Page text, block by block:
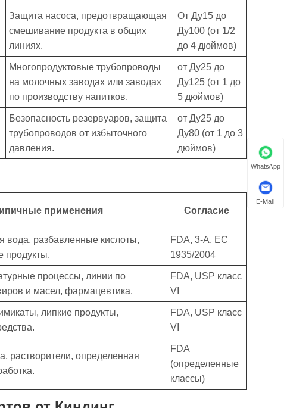
Защита насоса, предотвращающая
смешивание продукта в общих
линиях.
От Ду15 до
Ду100 (от 1/2
до 4 дюймов)
Многопродуктовые трубопроводы
на молочных заводах или заводах
по производству напитков.
от Ду25 до
Ду125 (от 1 до
5 дюймов)
Безопасность резервуаров, защита
трубопроводов от избыточного
давления.
от Ду25 до
Ду80 (от 1 до 3
дюймов)
применения Согласие
вода, разбавленные кислоты,
продукты.
FDA, 3-А, ЕС
1935/2004
процессы, линии по
и масел, фармацевтика.
FDA, USP класс
VI
липкие продукты,
FDA, USP класс
VI
растворители, определенная
FDA
(определенные
классы)
WhatsApp
E-Mail